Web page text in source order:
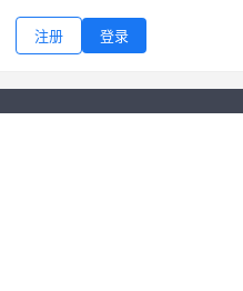
注册 登录